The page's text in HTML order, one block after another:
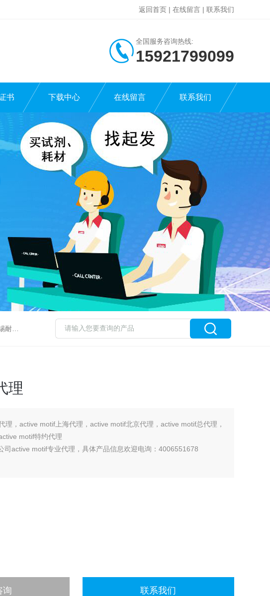
返回首页 | 在线留言 | 联系我们
全国服务咨询热线:
15921799099
书 下载中心 在线留言 联系我们
生物
理
理，active motif上海代理，active motif北京代理，active motif总代理，
motif特约代理
司active motif专业代理，具体产品信息欢迎电询：4006551678
询 联系我们